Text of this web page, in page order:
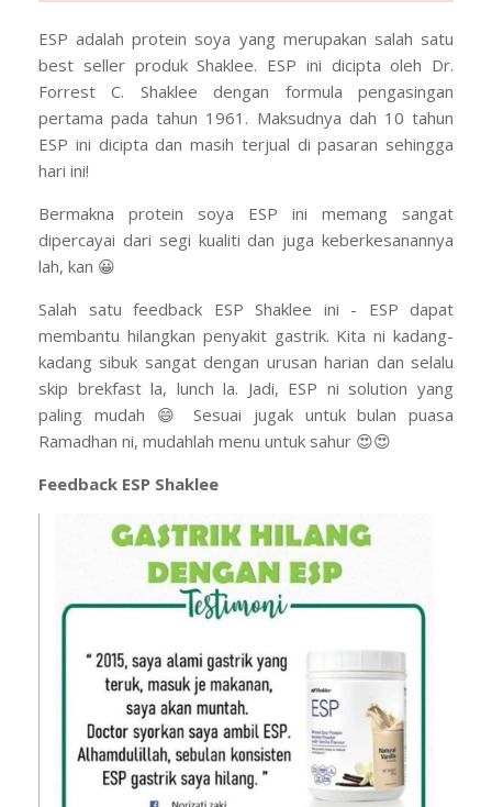
ESP adalah protein soya yang merupakan salah satu
best seller produk Shaklee. ESP ini dicipta oleh Dr.
Forrest C. Shaklee dengan formula pengasingan
pertama pada tahun 1961. Maksudnya dah 10 tahun
ESP ini dicipta dan masih terjual di pasaran sehingga
hari ini!
Bermakna protein soya ESP ini memang sangat
dipercayai dari segi kualiti dan juga keberkesanannya
lah, kan 😀
Salah satu feedback ESP Shaklee ini - ESP dapat
membantu hilangkan penyakit gastrik. Kita ni kadang-
kadang sibuk sangat dengan urusan harian dan selalu
skip brekfast la, lunch la. Jadi, ESP ni solution yang
paling mudah 😄 Sesuai jugak untuk bulan puasa
Ramadhan ni, mudahlah menu untuk sahur 😍😍
Feedback ESP Shaklee